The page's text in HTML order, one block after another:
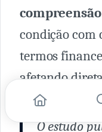
condição com
termos
afetando
vida dos
O estudo